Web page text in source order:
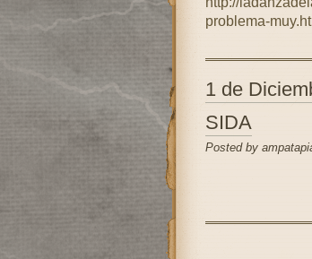
problema-
1 de
SIDA
Posted by